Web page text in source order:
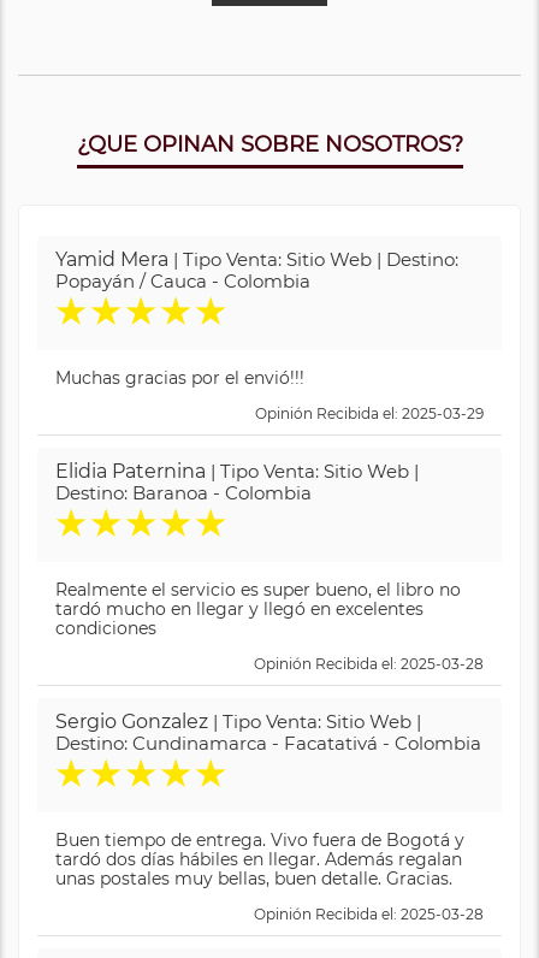
¿QUE OPINAN SOBRE NOSOTROS?
Yamid Mera | Tipo Venta: Sitio Web | Destino:
Popayán / Cauca - Colombia
★★★★★
Muchas gracias por el envió!!!
Opinión Recibida el: 2025-03-29
Elidia Paternina | Tipo Venta: Sitio Web |
Destino: Baranoa - Colombia
★★★★★
Realmente el servicio es super bueno, el libro no
tardó mucho en llegar y llegó en excelentes
condiciones
Opinión Recibida el: 2025-03-28
Sergio Gonzalez | Tipo Venta: Sitio Web |
Destino: Cundinamarca - Facatativá - Colombia
★★★★★
Buen tiempo de entrega. Vivo fuera de Bogotá y
tardó dos días hábiles en llegar. Además regalan
unas postales muy bellas, buen detalle. Gracias.
Opinión Recibida el: 2025-03-28